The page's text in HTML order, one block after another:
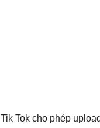
Tik Tok cho phép